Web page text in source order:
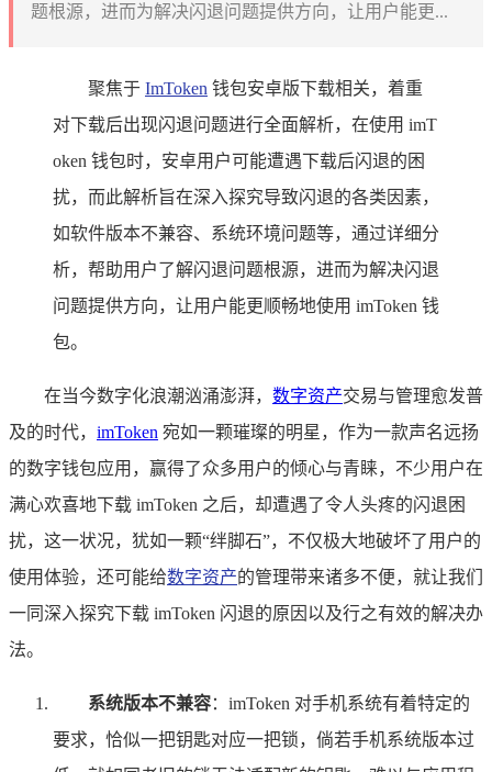
题根源，进而为解决闪退问题提供方向，让用户能更...
聚焦于 ImToken 钱包安卓版下载相关，着重
对下载后出现闪退问题进行全面解析，在使用 imT
oken 钱包时，安卓用户可能遭遇下载后闪退的困
扰，而此解析旨在深入探究导致闪退的各类因素，
如软件版本不兼容、系统环境问题等，通过详细分
析，帮助用户了解闪退问题根源，进而为解决闪退
问题提供方向，让用户能更顺畅地使用 imToken 钱
包。
在当今数字化浪潮汹涌澎湃， 数字资产交易与管理愈发普
及的时代， imToken 宛如一颗璀璨的明星，作为一款声名远扬
的数字钱包应用，赢得了众多用户的倾心与青睐，不少用户在
满心欢喜地下载 imToken 之后，却遭遇了令人头疼的闪退困
扰，这一状况，犹如一颗“绊脚石”，不仅极大地破坏了用户的
使用体验，还可能给数字资产的管理带来诸多不便，就让我们
一同深入探究下载 imToken 闪退的原因以及行之有效的解决办
法。
系统版本不兼容：imToken 对手机系统有着特定的
要求，恰似一把钥匙对应一把锁，倘若手机系统版本过